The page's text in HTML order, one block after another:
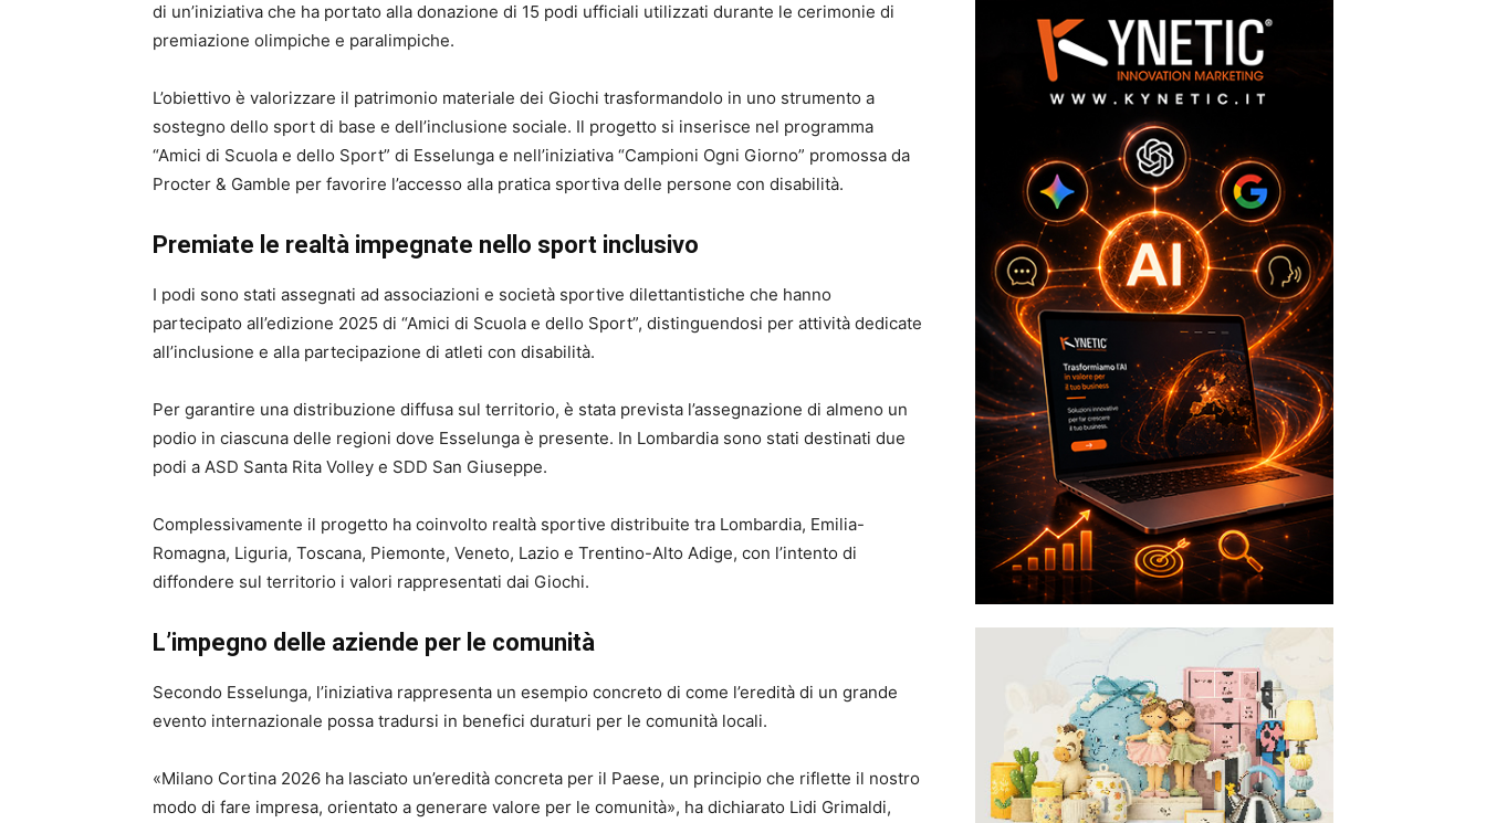
di un’iniziativa che ha portato alla donazione di 15 podi ufficiali utilizzati durante le cerimonie di
premiazione olimpiche e paralimpiche.
L’obiettivo è valorizzare il patrimonio materiale dei Giochi trasformandolo in uno strumento a
sostegno dello sport di base e dell’inclusione sociale. Il progetto si inserisce nel programma
“Amici di Scuola e dello Sport” di Esselunga e nell’iniziativa “Campioni Ogni Giorno” promossa da
Procter & Gamble per favorire l’accesso alla pratica sportiva delle persone con disabilità.
Premiate le realtà impegnate nello sport inclusivo
I podi sono stati assegnati ad associazioni e società sportive dilettantistiche che hanno
partecipato all’edizione 2025 di “Amici di Scuola e dello Sport”, distinguendosi per attività dedicate
all’inclusione e alla partecipazione di atleti con disabilità.
Per garantire una distribuzione diffusa sul territorio, è stata prevista l’assegnazione di almeno un
podio in ciascuna delle regioni dove Esselunga è presente. In Lombardia sono stati destinati due
podi a ASD Santa Rita Volley e SDD San Giuseppe.
Complessivamente il progetto ha coinvolto realtà sportive distribuite tra Lombardia, Emilia-
Romagna, Liguria, Toscana, Piemonte, Veneto, Lazio e Trentino-Alto Adige, con l’intento di
diffondere sul territorio i valori rappresentati dai Giochi.
L’impegno delle aziende per le comunità
Secondo Esselunga, l’iniziativa rappresenta un esempio concreto di come l’eredità di un grande
evento internazionale possa tradursi in benefici duraturi per le comunità locali.
«Milano Cortina 2026 ha lasciato un’eredità concreta per il Paese, un principio che riflette il nostro
modo di fare impresa, orientato a generare valore per le comunità», ha dichiarato Lidi Grimaldi,